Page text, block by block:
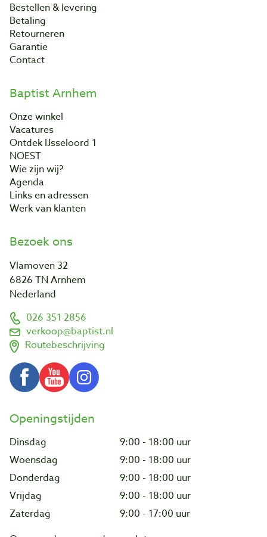
Bestellen & levering
Betaling
Retourneren
Garantie
Contact
Baptist Arnhem
Onze winkel
Vacatures
Ontdek IJsseloord 1
NOEST
Wie zijn wij?
Agenda
Links en adressen
Werk van klanten
Bezoek ons
Vlamoven 32
6826 TN Arnhem
Nederland
026 351 2856
verkoop@baptist.nl
Routebeschrijving
Openingstijden
Dinsdag
9:00 - 18:00 uur
Woensdag
9:00 - 18:00 uur
Donderdag
9:00 - 18:00 uur
Vrijdag
9:00 - 18:00 uur
Zaterdag
9:00 - 17:00 uur